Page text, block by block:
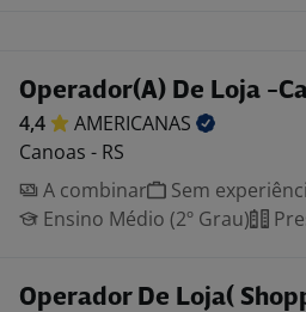
Operador(A) De Loja -
4,4
AMERICANAS
Canoas - RS
A combinar
Sem
Ensino Médio (2º Grau)
Operador De Loja(